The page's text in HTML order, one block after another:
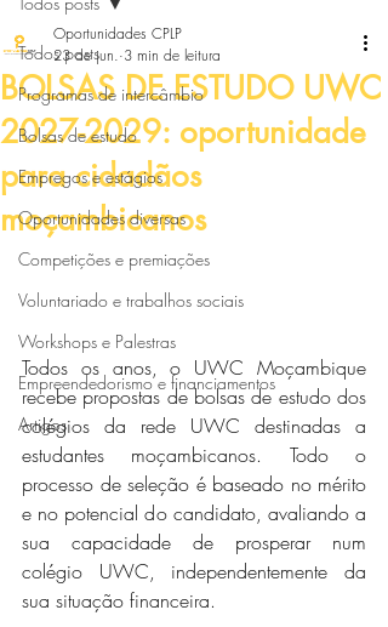
Todos posts
Programas de intercâmbio
Bolsas de estudo
Empregos e estágios
Oportunidades diversas
Competições e premiações
Voluntariado e trabalhos sociais
Workshops e Palestras
Empreendedorismo e financiamentos
Artigos
BOLSAS DE ESTUDO UWC
2027-2029: oportunidade
para cidadãos
moçambicanos
Oportunidades CPLP
23 de jun. 3 min de leitura
Todos os anos, o UWC Moçambique
recebe propostas de bolsas de estudo dos
colégios da rede UWC destinadas a
estudantes moçambicanos. Todo o
processo de seleção é baseado no mérito
e no potencial do candidato, avaliando a
sua capacidade de prosperar num
colégio UWC, independentemente da
sua situação financeira.